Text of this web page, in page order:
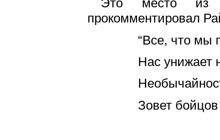
Это место из
прокомментировал
“Все, что мы
Нас унижает
Зовет